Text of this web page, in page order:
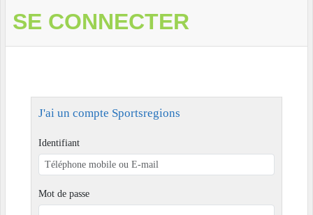
SE CONNECTER
J'ai un compte Sportsregions
Identifiant
Mot de passe